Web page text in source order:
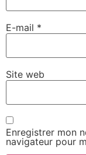
E-mail *
Site web
Enregistrer mon
navigateur pour